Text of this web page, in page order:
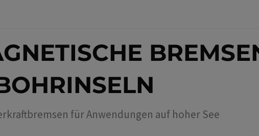
für Anwendungen auf hoher See